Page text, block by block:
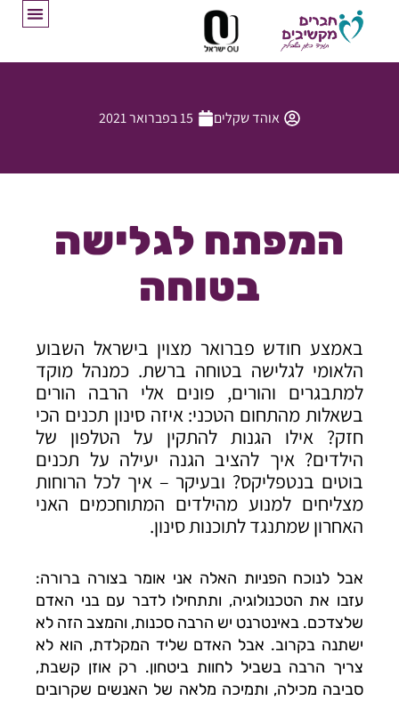
אוהד שקלים 15 בפברואר 2021
המפתח לגלישה
בטוחה
באמצע חודש פברואר מצוין בישראל השבוע
הלאומי לגלישה בטוחה ברשת. כמנהל מוקד
למתבגרים והורים, פונים אלי הרבה הורים
בשאלות מהתחום הטכני: איזה סינון תכנים הכי
חזק? אילו הגנות להתקין על הטלפון של
הילדים? איך להציב הגנה יעילה על תכנים
בוטים בנטפליקס? ובעיקר – איך לכל הרוחות
מצליחים למנוע מהילדים המתוחכמים האני
האחרון שמתנגד לתוכנות סינון.
אבל לנוכח הפניות האלה אני אומר בצורה ברורה:
עזבו את הטכנולוגיה, ותתחילו לדבר עם בני האדם
שלצדכם. באינטרנט יש הרבה סכנות, והמצב הזה לא
ישתנה בקרוב. אבל האדם שליד המקלדת, הוא לא
צריך הרבה בשביל לחוות ביטחון. רק אוזן קשבת,
סביבה מכילה, ותמיכה מלאה של האנשים שקרובים